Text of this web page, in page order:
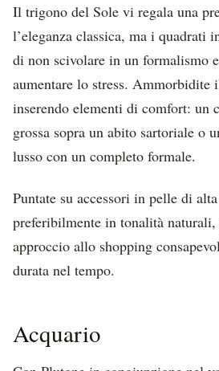
Il trigono del Sole vi regala una
l’eleganza classica, ma i quadrati
di non scivolare in un formalismo
aumentare lo stress. Ammorbidite
inserendo elementi di comfort: un
grossa sopra un abito sartoriale o
lusso con un completo formale.
Puntate su accessori in pelle di
preferibilmente in tonalità
approccio allo shopping
durata nel tempo.
Acquario